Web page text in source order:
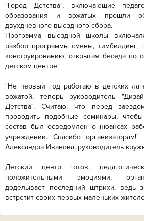
"Город Детства", включающие
образования и вожатых прошли
двухдневного выездного сбора.
Программа выездной школы
разбор программы смены, тимбилдинг,
конструированию, открытая беседа по
детском центре.
"Не первый год работаю в детских
вожатой, теперь руководитель
Детства". Считаю, что перед
проводить подобные семинары, чтобы
состав был осведомлен о нюансах
учреждении. Спасибо
Александра Иванова, руководитель
Детский центр готов,
положительными эмоциями,
доделывает последний штрихи, ведь
встретит своих первых маленьких